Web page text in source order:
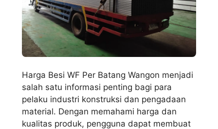
Harga Besi WF Per Batang Wangon menjadi
salah satu informasi penting bagi para
pelaku industri konstruksi dan pengadaan
material. Dengan memahami harga dan
kualitas produk, pengguna dapat membuat